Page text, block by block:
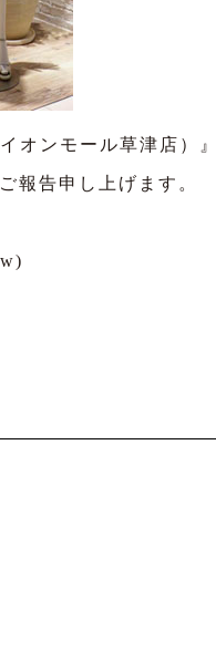
オンモール草津店）
報告申し上げます。